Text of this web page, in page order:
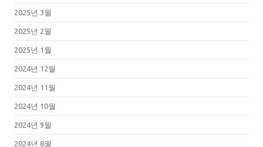
2025년 3월
2025년 2월
2025년 1월
2024년 12월
2024년 11월
2024년 10월
2024년 9월
2024년 8월